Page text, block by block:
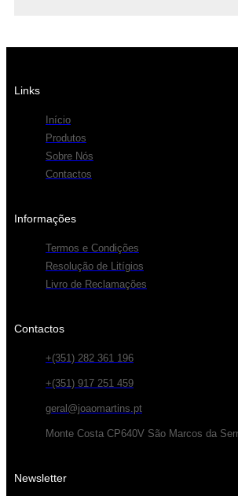
Links
Início
Produtos
Sobre Nós
Contactos
Informações
Termos e Condições
Resolução de Litígios
Livro de Reclamações
Contactos
+(351) 282 361 196
+(351) 917 251 459
geral@joaomartins.pt
Monte Costa CP640V São Marcos da
Newsletter